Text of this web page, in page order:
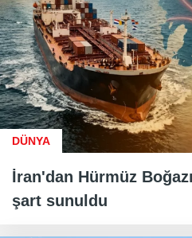
DÜNYA
İran'dan Hürmüz
şart sunuldu